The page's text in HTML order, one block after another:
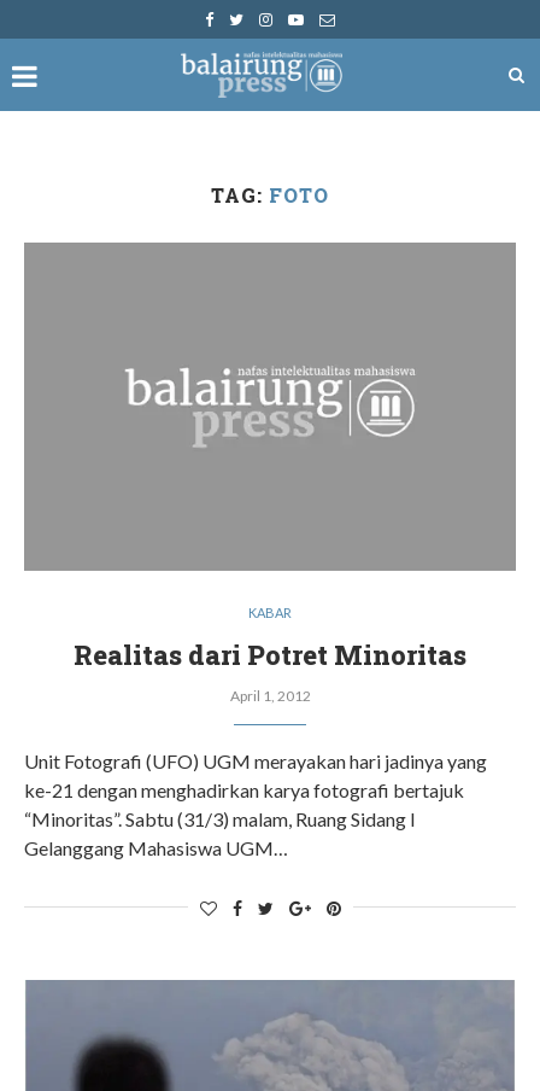
TAG: FOTO
KABAR
Realitas dari Potret Minoritas
April 1, 2012
Unit Fotografi (UFO) UGM merayakan hari jadinya yang
ke-21 dengan menghadirkan karya fotografi bertajuk
“Minoritas”. Sabtu (31/3) malam, Ruang Sidang I
Gelanggang Mahasiswa UGM…